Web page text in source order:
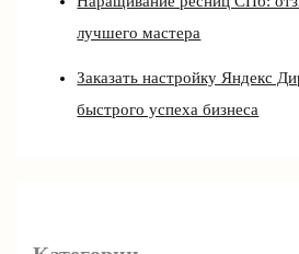
лучшего мастера
Заказать настройку Яндекс
быстрого успеха бизнеса